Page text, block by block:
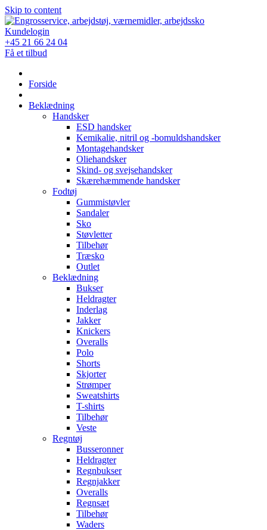
Skip to content
Kundelogin
+45 21 66 24 04
Få et tilbud
Forside
Beklædning
Handsker
ESD handsker
Kemikalie, nitril og -bomuldshandsker
Montagehandsker
Oliehandsker
Skind- og svejsehandsker
Skærehæmmende handsker
Fodtøj
Gummistøvler
Sandaler
Sko
Støvletter
Tilbehør
Træsko
Outlet
Beklædning
Bukser
Heldragter
Inderlag
Jakker
Knickers
Overalls
Polo
Shorts
Skjorter
Strømper
Sweatshirts
T-shirts
Tilbehør
Veste
Regntøj
Busseronner
Heldragter
Regnbukser
Regnjakker
Overalls
Regnsæt
Tilbehør
Waders